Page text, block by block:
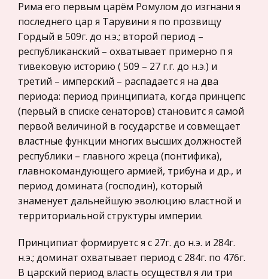
Международные экономические и валютно-
кредитные отношения
Политология, Политистория
Биржевое дело
Радиоэлектроника
Медицина
Пищевые продукты
Конституционное (государственное) право
зарубежных стран
Государственное регулирование, Таможня,
Налоги
Транспорт
Жилищное право
Гражданское право
денежном рынке 9 1.2.1 Равновесие на
денежном рынке в краткосрочном периоде 9
1.2.2 Равновесие на денежн
Профессиональное выгорание менеджера
Понятие 'выгорание' впервые было
использовано в середине 1970-х годов
американским психиатром Г. Фройденбергером
для характеристики психологического состояния
специалистов, интенсивно и тесно общающих
Просвещенный абсолютизм в России:
особенности, содержание, противоречия
Представители просвещённого абсолютизма,
используя популярность идей французского
Просвещения, представляли свою деятельность
как «союз философов и государей».
Просвещённый абсолютизм был направлен на
Рима его первым царём Ромулом до изгнани я
последнего цар я Тарувини я по прозвищу
Гордый в 509г. до н.э.; второй период –
республиканский – охватывает примерно п я
тивековую историю ( 509 – 27 г.г. до н.э.) и
третий – имперский – распадаетс я на два
периода: период принципиата, когда принцепс
(первый в списке сенаторов) становитс я самой
первой величиной в государстве и совмещает
властные функции многих высших должностей
республики – главного жреца (понтифика),
главнокомандующего армией, трибуна и др., и
период домината (господин), который
знаменует дальнейшую эволюцию властной и
территориальной структуры империи.
Принципиат формируетс я с 27г. до н.э. и 284г.
н.э.; доминат охватывает период с 284г. по 476г.
В царский период власть осуществл я ли три